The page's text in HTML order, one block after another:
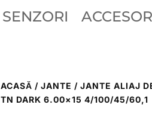
SENZORI
ACASĂ / JANTE / JANTE ALIAJ
TN DARK 6.00×15 4/100/45/60,1